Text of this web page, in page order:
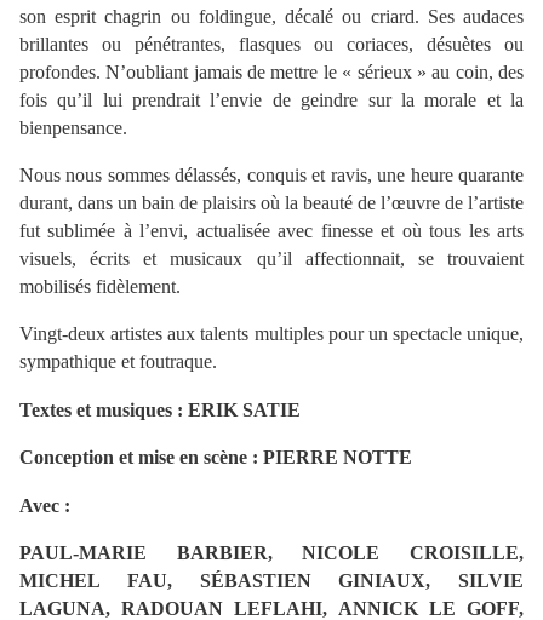
son esprit chagrin ou foldingue, décalé ou criard. Ses audaces
brillantes ou pénétrantes, flasques ou coriaces, désuètes ou
profondes. N’oubliant jamais de mettre le « sérieux » au coin, des
fois qu’il lui prendrait l’envie de geindre sur la morale et la
bienpensance.
Nous nous sommes délassés, conquis et ravis, une heure quarante
durant, dans un bain de plaisirs où la beauté de l’œuvre de l’artiste
fut sublimée à l’envi, actualisée avec finesse et où tous les arts
visuels, écrits et musicaux qu’il affectionnait, se trouvaient
mobilisés fidèlement.
Vingt-deux artistes aux talents multiples pour un spectacle unique,
sympathique et foutraque.
Textes et musiques : ERIK SATIE
Conception et mise en scène : PIERRE NOTTE
Avec :
PAUL-MARIE BARBIER, NICOLE CROISILLE,
MICHEL FAU, SÉBASTIEN GINIAUX, SILVIE
LAGUNA, RADOUAN LEFLAHI, ANNICK LE GOFF,